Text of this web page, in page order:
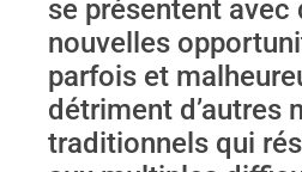
se présentent avec
nouvelles
parfois et
détriment d’autres
traditionnels qui